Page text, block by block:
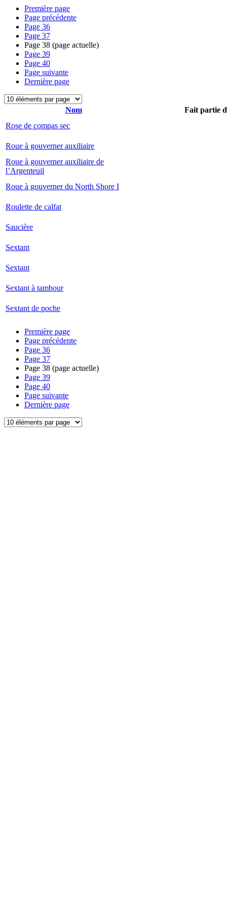
Première page
Page précédente
Page 36
Page 37
Page 38 (page actuelle)
Page 39
Page 40
Page suivante
Dernière page
Nom
Fait partie
Rose de compas sec
Roue à gouverner auxiliaire
Roue à gouverner auxiliaire de
l’Argenteuil
Roue à gouverner du North Shore I
Roulette de calfat
Saucière
Sextant
Sextant
Sextant à tambour
Sextant de poche
Première page
Page précédente
Page 36
Page 37
Page 38 (page actuelle)
Page 39
Page 40
Page suivante
Dernière page